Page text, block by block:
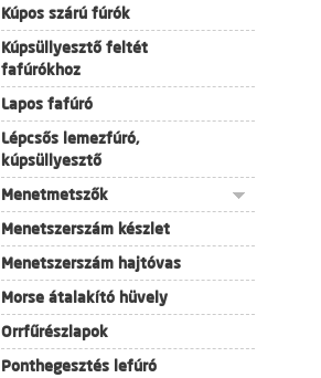
Kúpos szárú fúrók
Kúpsüllyesztő feltét
fafúrókhoz
Lapos fafúró
Lépcsős lemezfúró,
kúpsüllyesztő
Menetmetszők
Menetszerszám készlet
Menetszerszám hajtóvas
Morse átalakító hüvely
Orrfűrészlapok
Ponthegesztés lefúró